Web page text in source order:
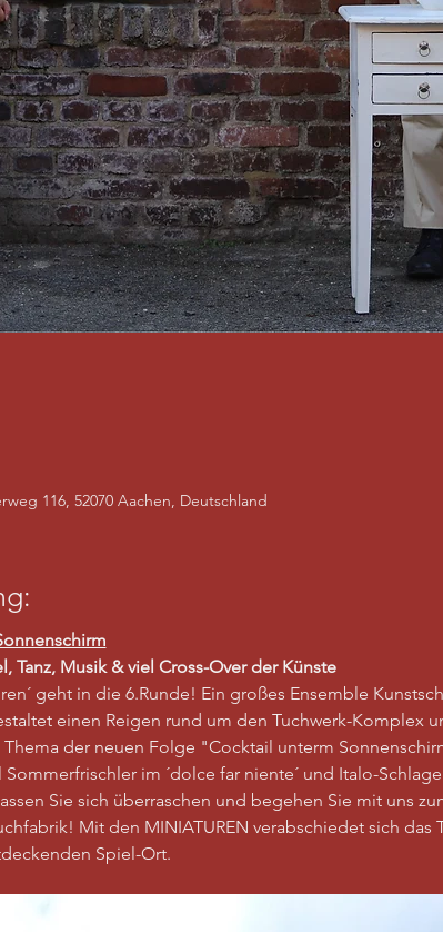
116, 52070 Aachen, Deutschland
Tanz, Musik & viel Cross-Over der Künste
geht in die 6.Runde! Ein großes Ensemble
einen Reigen rund um den Tuchwerk-Komplex
der neuen Folge "Cocktail unterm
im ´dolce far niente´ und Italo-
Sie sich überraschen und begehen Sie mit uns
Mit den MINIATUREN verabschiedet sich das
Spiel-Ort.